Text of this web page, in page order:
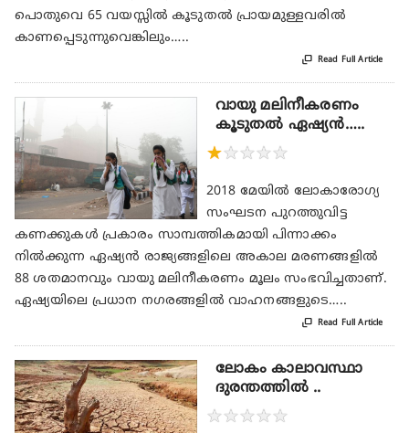
പൊതുവെ 65 വയസ്സിൽ കൂടുതൽ പ്രായമുള്ളവരിൽ
കാണപ്പെടുന്നുവെങ്കിലും…..
 Read Full Article
വായു മലിനീകരണം
കൂടുതല്‍ ഏഷ്യന്‍…..
★★★★★
2018 മേയില്‍ ലോകാരോഗ്യ
സംഘടന പുറത്തുവിട്ട
കണക്കുകള്‍ പ്രകാരം സാമ്പത്തികമായി പിന്നാക്കം
നില്‍ക്കുന്ന ഏഷ്യന്‍ രാജ്യങ്ങളിലെ അകാല മരണങ്ങളില്‍
88 ശതമാനവും വായു മലിനീകരണം മൂലം സംഭവിച്ചതാണ്.
ഏഷ്യയിലെ പ്രധാന നഗരങ്ങളില്‍ വാഹനങ്ങളുടെ…..
 Read Full Article
ലോകം കാലാവസ്ഥാ
ദുരന്തത്തില്‍ ..
★★★★★